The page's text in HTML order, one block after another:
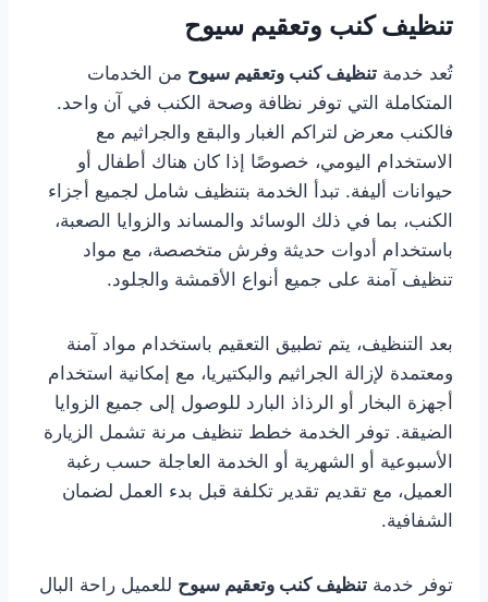
تنظيف كنب وتعقيم سيوح
تُعد خدمة تنظيف كنب وتعقيم سيوح من الخدمات
المتكاملة التي توفر نظافة وصحة الكنب في آن واحد.
فالكنب معرض لتراكم الغبار والبقع والجراثيم مع
الاستخدام اليومي، خصوصًا إذا كان هناك أطفال أو
حيوانات أليفة. تبدأ الخدمة بتنظيف شامل لجميع أجزاء
الكنب، بما في ذلك الوسائد والمساند والزوايا الصعبة،
باستخدام أدوات حديثة وفرش متخصصة، مع مواد
تنظيف آمنة على جميع أنواع الأقمشة والجلود.
بعد التنظيف، يتم تطبيق التعقيم باستخدام مواد آمنة
ومعتمدة لإزالة الجراثيم والبكتيريا، مع إمكانية استخدام
أجهزة البخار أو الرذاذ البارد للوصول إلى جميع الزوايا
الضيقة. توفر الخدمة خطط تنظيف مرنة تشمل الزيارة
الأسبوعية أو الشهرية أو الخدمة العاجلة حسب رغبة
العميل، مع تقديم تقدير تكلفة قبل بدء العمل لضمان
الشفافية.
توفر خدمة تنظيف كنب وتعقيم سيوح للعميل راحة البال